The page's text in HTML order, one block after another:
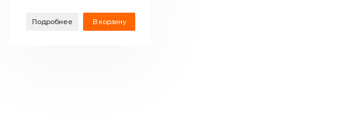
Подробнее В корзину